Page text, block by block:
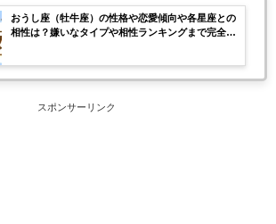
おうし座（牡牛座）の性格や恋愛傾向や各星座との
相性は？嫌いなタイプや相性ランキングまで完全紹
スポンサーリンク